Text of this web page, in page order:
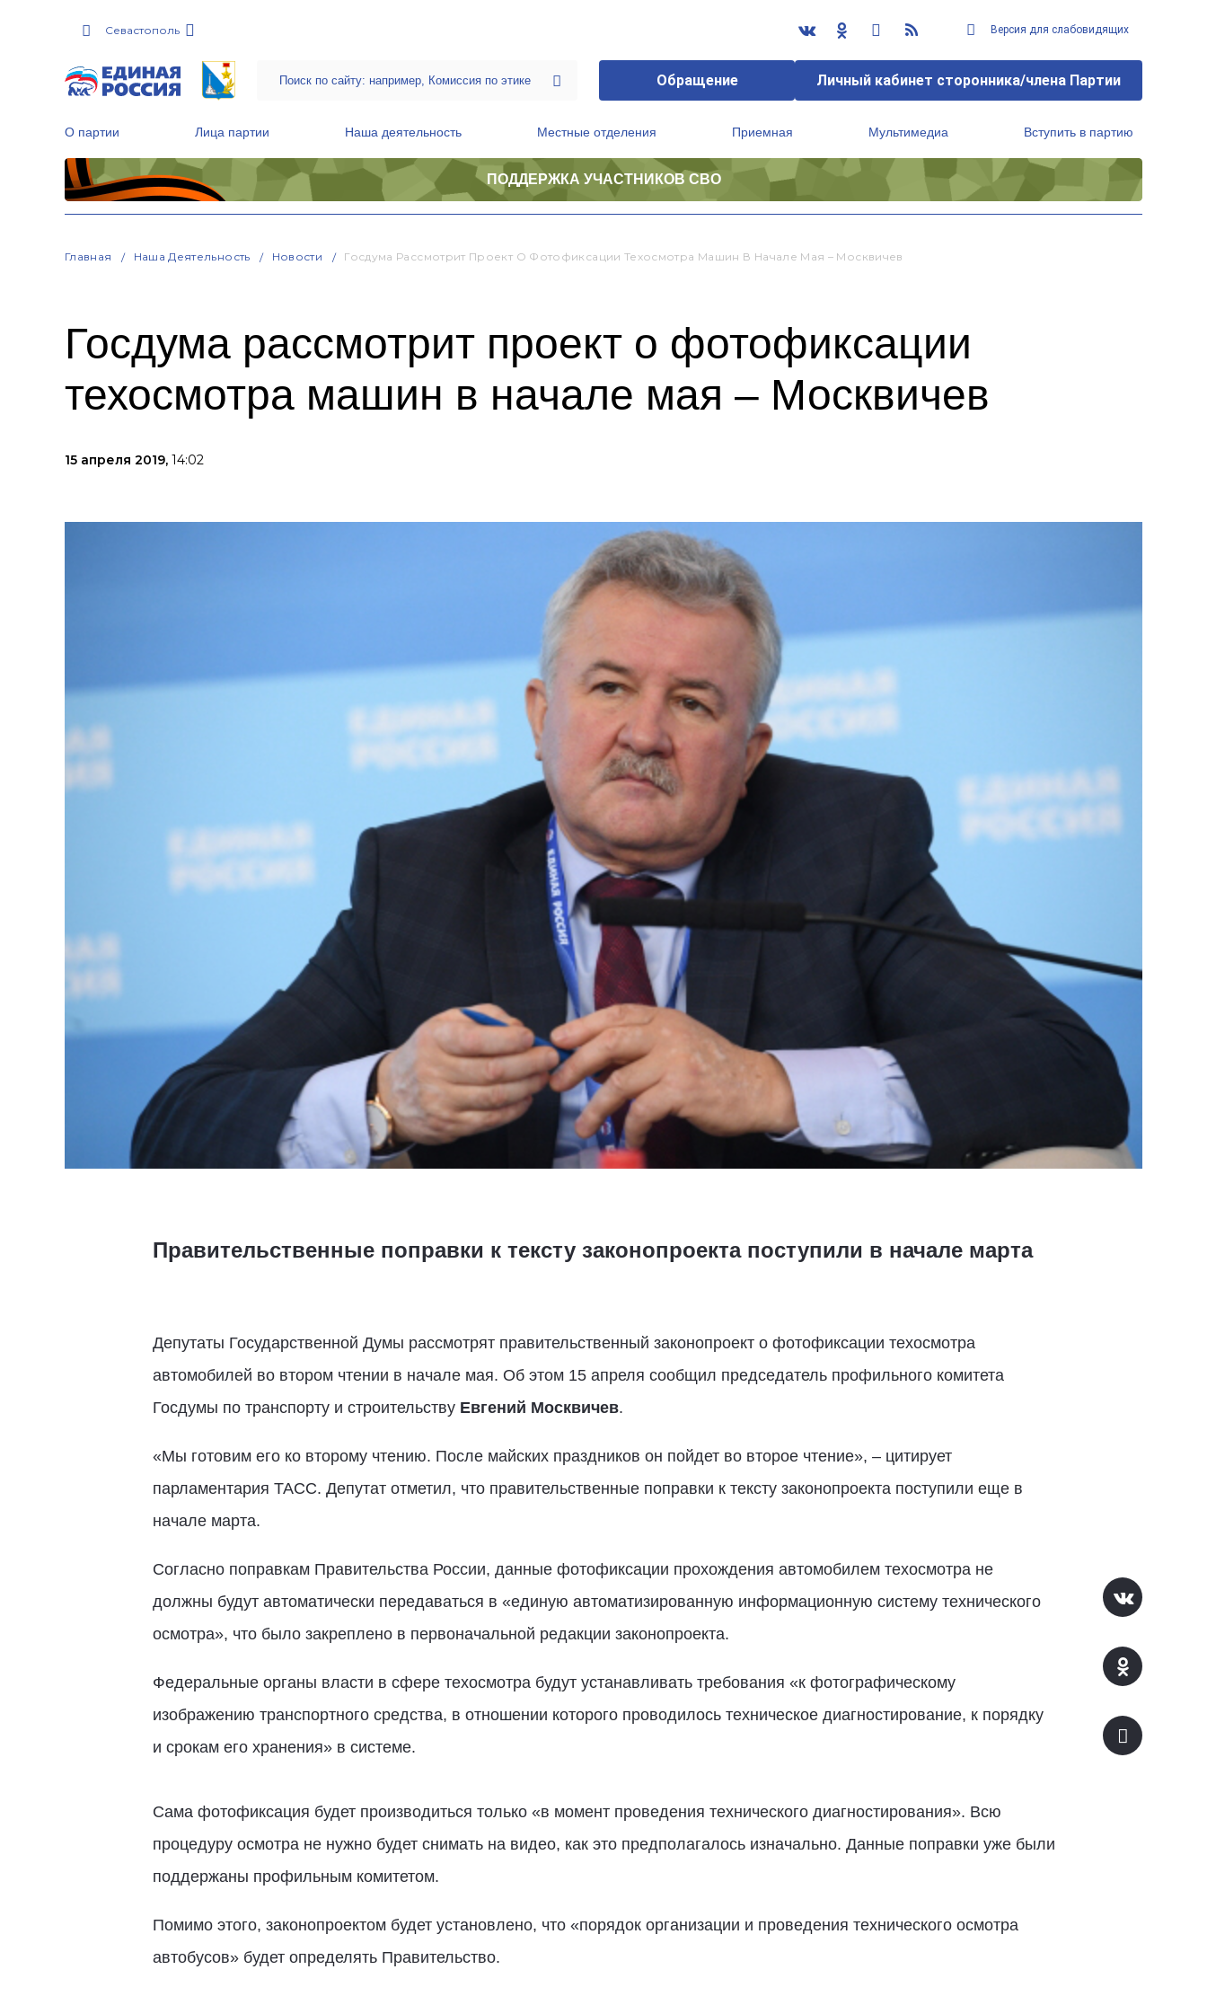
Севастополь Версия для слабовидящих
Обращение Личный кабинет сторонника/члена Партии
О партии Лица партии Наша деятельность Местные отделения Приемная Мультимедиа Вступить в партию
ПОДДЕРЖКА УЧАСТНИКОВ СВО
Главная Наша Деятельность Новости Госдума Рассмотрит Проект О Фотофиксации Техосмотра Машин В Начале Мая – Москвичев
Госдума рассмотрит проект о фотофиксации
техосмотра машин в начале мая – Москвичев
15 апреля 2019, 14:02
Правительственные поправки к тексту законопроекта поступили в начале марта
Депутаты Государственной Думы рассмотрят правительственный законопроект о фотофиксации техосмотра
автомобилей во втором чтении в начале мая. Об этом 15 апреля сообщил председатель профильного комитета
Госдумы по транспорту и строительству Евгений Москвичев.
«Мы готовим его ко второму чтению. После майских праздников он пойдет во второе чтение», – цитирует
парламентария ТАСС. Депутат отметил, что правительственные поправки к тексту законопроекта поступили еще в
начале марта.
Согласно поправкам Правительства России, данные фотофиксации прохождения автомобилем техосмотра не
должны будут автоматически передаваться в «единую автоматизированную информационную систему технического
осмотра», что было закреплено в первоначальной редакции законопроекта.
Федеральные органы власти в сфере техосмотра будут устанавливать требования «к фотографическому
изображению транспортного средства, в отношении которого проводилось техническое диагностирование, к порядку
и срокам его хранения» в системе.
Сама фотофиксация будет производиться только «в момент проведения технического диагностирования». Всю
процедуру осмотра не нужно будет снимать на видео, как это предполагалось изначально. Данные поправки уже были
поддержаны профильным комитетом.
Помимо этого, законопроектом будет установлено, что «порядок организации и проведения технического осмотра
автобусов» будет определять Правительство.